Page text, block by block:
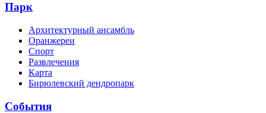
Парк
Архитектурный ансамбль
Оранжереи
Спорт
Развлечения
Карта
Бирюлевский дендропарк
События